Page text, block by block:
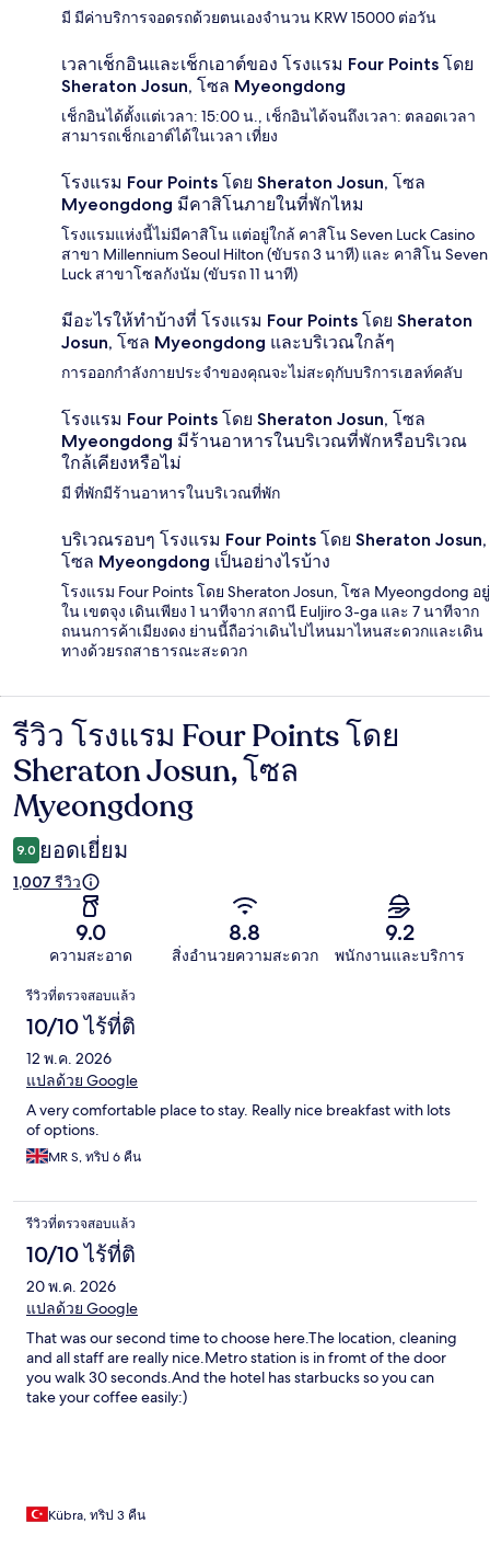
มี มีค่าบริการจอดรถด้วยตนเองจำนวน KRW 15000 ต่อวัน
เวลาเช็กอินและเช็กเอาต์ของ โรงแรม Four Points โดย
Sheraton Josun, โซล Myeongdong
เช็กอินได้ตั้งแต่เวลา: 15:00 น., เช็กอินได้จนถึงเวลา: ตลอดเวลา
สามารถเช็กเอาต์ได้ในเวลา เที่ยง
โรงแรม Four Points โดย Sheraton Josun, โซล
Myeongdong มีคาสิโนภายในที่พักไหม
โรงแรมแห่งนี้ไม่มีคาสิโน แต่อยู่ใกล้ คาสิโน Seven Luck Casino
สาขา Millennium Seoul Hilton (ขับรถ 3 นาที) และ คาสิโน Seven
Luck สาขาโซลกังนัม (ขับรถ 11 นาที)
มีอะไรให้ทำบ้างที่ โรงแรม Four Points โดย Sheraton
Josun, โซล Myeongdong และบริเวณใกล้ๆ
การออกกำลังกายประจำของคุณจะไม่สะดุกับบริการเฮลท์คลับ
โรงแรม Four Points โดย Sheraton Josun, โซล
Myeongdong มีร้านอาหารในบริเวณที่พักหรือบริเวณ
ใกล้เคียงหรือไม่
มี ที่พักมีร้านอาหารในบริเวณที่พัก
บริเวณรอบๆ โรงแรม Four Points โดย Sheraton Josun,
โซล Myeongdong เป็นอย่างไรบ้าง
โรงแรม Four Points โดย Sheraton Josun, โซล Myeongdong อยู่
ใน เขตจุง เดินเพียง 1 นาทีจาก สถานี Euljiro 3-ga และ 7 นาทีจาก
ถนนการค้าเมียงดง ย่านนี้ถือว่าเดินไปไหนมาไหนสะดวกและเดิน
ทางด้วยรถสาธารณะสะดวก
รีวิว
รีวิว โรงแรม Four Points โดย
Sheraton Josun, โซล
Myeongdong
9.0 ยอดเยี่ยม
1,007 รีวิว
9.0
ความสะอาด
8.8
สิ่งอำนวยความสะดวก
9.2
พนักงานและบริการ
รีวิว
รีวิวที่ตรวจสอบแล้ว
10/10 ไร้ที่ติ
12 พ.ค. 2026
แปลด้วย Google
A very comfortable place to stay. Really nice breakfast with lots
of options.
MR S, ทริป 6 คืน
รีวิวที่ตรวจสอบแล้ว
10/10 ไร้ที่ติ
20 พ.ค. 2026
แปลด้วย Google
That was our second time to choose here.The location, cleaning
and all staff are really nice.Metro station is in fromt of the door
you walk 30 seconds.And the hotel has starbucks so you can
take your coffee easily:)
Kübra, ทริป 3 คืน